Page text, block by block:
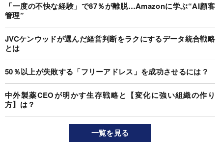
「一度の不快な経験」で87％が離脱…Amazonに学ぶ“AI顧客
管理”
JVCケンウッドが選んだ経営判断をラクにするデータ統合戦略
とは
50％以上が失敗する「フリーアドレス」を成功させるには？
中外製薬CEOが明かす生存戦略と【変化に強い組織の作り
方】は？
一覧を見る